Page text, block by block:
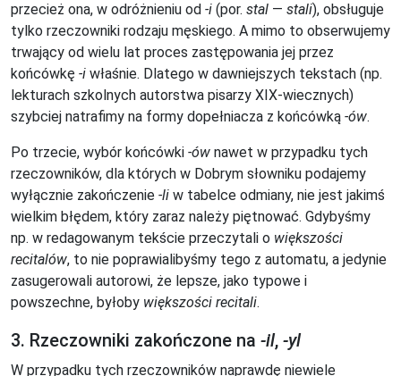
przecież ona, w odróżnieniu od -i (por. stal — stali), obsługuje
tylko rzeczowniki rodzaju męskiego. A mimo to obserwujemy
trwający od wielu lat proces zastępowania jej przez
końcówkę -i właśnie. Dlatego w dawniejszych tekstach (np.
lekturach szkolnych autorstwa pisarzy XIX-wiecznych)
szybciej natrafimy na formy dopełniacza z końcówką -ów.
Po trzecie, wybór końcówki -ów nawet w przypadku tych
rzeczowników, dla których w Dobrym słowniku podajemy
wyłącznie zakończenie -li w tabelce odmiany, nie jest jakimś
wielkim błędem, który zaraz należy piętnować. Gdybyśmy
np. w redagowanym tekście przeczytali o większości
recitalów, to nie poprawialibyśmy tego z automatu, a jedynie
zasugerowali autorowi, że lepsze, jako typowe i
powszechne, byłoby większości recitali.
3. Rzeczowniki zakończone na -il, -yl
W przypadku tych rzeczowników naprawdę niewiele